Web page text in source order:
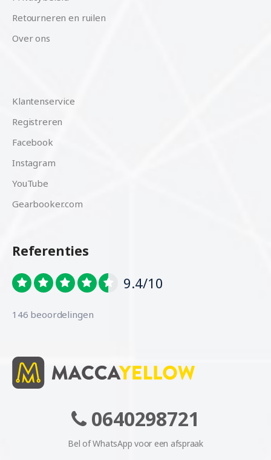
Retourneren en ruilen
Over ons
Klantenservice
Registreren
Facebook
Instagram
YouTube
Gearbooker.com
Referenties
9.4/10
146 beoordelingen
0640298721
Bel of WhatsApp voor een afspraak